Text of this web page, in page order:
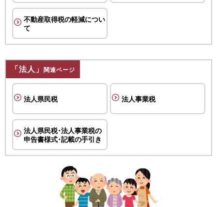
不動産取得税の軽減につい
て
「法人」 関連ページ
法人県民税 法人事業税
法人県民税･法人事業税の
申告書様式･記載の手引き